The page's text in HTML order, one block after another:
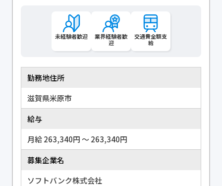
未経験者歓迎
業界経験者歓
迎
交通費全額支
給
勤務地住所
滋賀県米原市
給与
月給 263,340円 〜 263,340円
募集企業名
ソフトバンク株式会社